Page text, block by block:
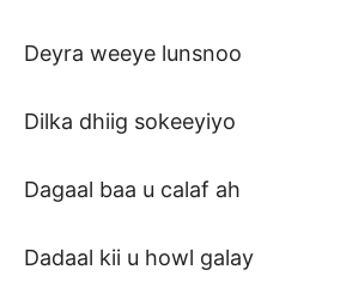
Deyra weeye lunsnoo
Dilka dhiig sokeeyiyo
Dagaal baa u calaf ah
Dadaal kii u howl galay